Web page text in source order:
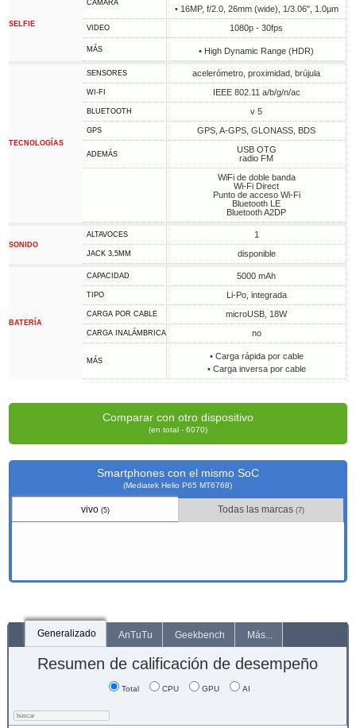
SELFIE
CÁMARA
• 16MP, f/2.0, 26mm (wide), 1/3.06", 1.0µm
VIDEO 1080p - 30fps
MÁS • High Dynamic Range (HDR)
TECNOLOGÍAS
SENSORES acelerómetro, proximidad, brújula
WI-FI IEEE 802.11 a/b/g/n/ac
BLUETOOTH v 5
GPS GPS, A-GPS, GLONASS, BDS
ADEMÁS
USB OTG
radio FM
WiFi de doble banda
Wi-Fi Direct
Punto de acceso Wi-Fi
Bluetooth LE
Bluetooth A2DP
SONIDO
ALTAVOCES 1
JACK 3,5MM disponible
BATERÍA
CAPACIDAD 5000 mAh
TIPO Li-Po, integrada
CARGA POR CABLE microUSB, 18W
CARGA INALÁMBRICA no
MÁS
• Carga rápida por cable
• Carga inversa por cable
Comparar con otro dispositivo
(en total - 6070)
Smartphones con el mismo SoC
(Mediatek Helio P65 MT6768)
vivo(5) Todas las marcas(7)
Generalizado AnTuTu Geekbench Más...
Resumen de calificación de desempeño
Total CPU GPU AI